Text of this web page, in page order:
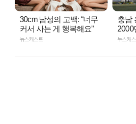
30cm 남성의 고백: “너무
커서 사는 게 행복해요”
뉴스캐스트
충남
2000
뉴스캐